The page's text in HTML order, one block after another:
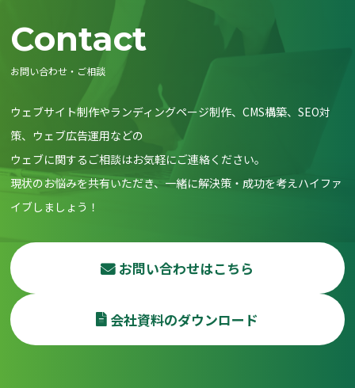
Contact
お問い合わせ・ご相談
ウェブサイト制作やランディングページ制作、CMS構築、SEO対
策、ウェブ広告運用などの
ウェブに関するご相談はお気軽にご連絡ください。
現状のお悩みを共有いただき、一緒に解決策・成功を考えハイファ
イブしましょう！
お問い合わせはこちら
会社資料のダウンロード